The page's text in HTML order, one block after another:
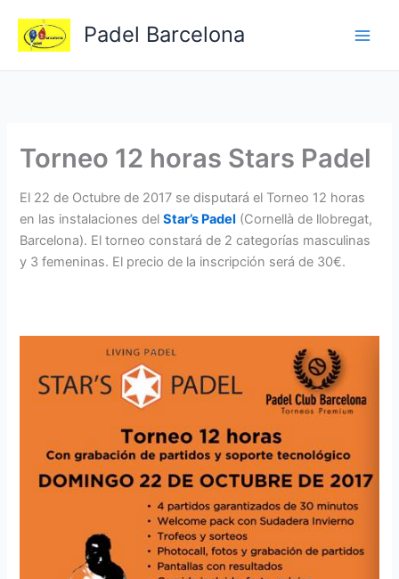
contenido
Padel Barcelona
Torneo 12 horas Stars Padel
El 22 de Octubre de 2017 se disputará el Torneo 12 horas
en las instalaciones delStar’s Padel (Cornellà de llobregat,
Barcelona). El torneo constará de 2 categorías masculinas
y 3 femeninas. El precio de la inscripción será de 30€.